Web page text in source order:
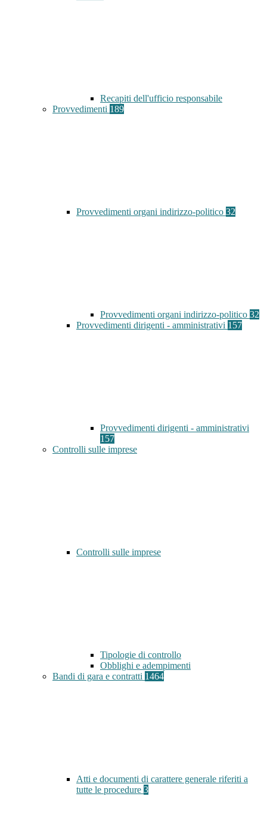
Recapiti dell'ufficio responsabile
Provvedimenti 189
Provvedimenti organi indirizzo-politico 32
Provvedimenti organi indirizzo-politico 32
Provvedimenti dirigenti - amministrativi 157
Provvedimenti dirigenti - amministrativi
157
Controlli sulle imprese
Controlli sulle imprese
Tipologie di controllo
Obblighi e adempimenti
Bandi di gara e contratti 1464
Atti e documenti di carattere generale riferiti a
tutte le procedure 3